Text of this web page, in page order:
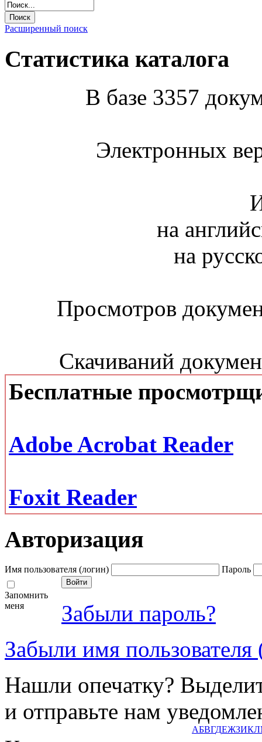
Расширенный поиск
Статистика каталога
В базе 3357
Электронных
на
на
Просмотров
Скачиваний
Бесплатные
Adobe Acrobat Reader
Foxit Reader
Авторизация
Имя пользователя (логин) Пароль
Запомнить
меня
Забыли пароль?
Забыли имя пользователя
Нашли опечатку?
и отправьте нам
АБВГДЕЖЗИКЛ